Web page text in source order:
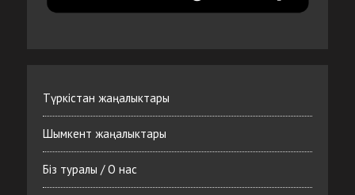
Түркістан жаңалыктары
Шымкент жаңалыктары
Біз туралы / О нас